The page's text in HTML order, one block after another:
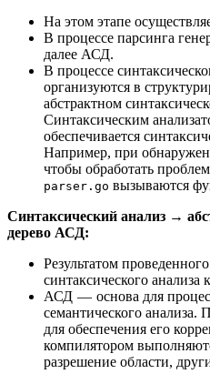
На этом этапе
В процессе парсинга
далее АСД.
В процессе
организуются в
абстрактном
Синтаксическим
обеспечивается
Например, при
чтобы обработать
parser.go вызываются
Синтаксический анализ →
дерево АСД:
Результатом
синтаксического анализа
АСД — основа для
семантического анализа.
для обеспечения его
компилятором
разрешение области,